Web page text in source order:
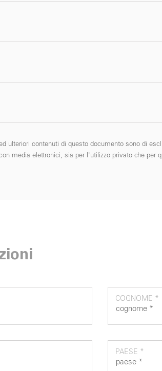
ulteriori contenuti di questo documento sono di
media elettronici, sia per l'utilizzo privato che
COGNOME *
PAESE *